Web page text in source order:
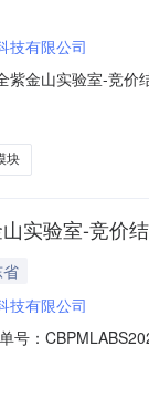
技有限公司
紫金山实验室-竞
达"安装要求："免
块
实验室-竞价
省
技有限公司
号：
:采购项：连续可调